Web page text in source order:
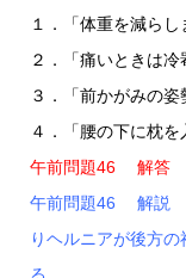
１．「体重を減らし
２．「痛いときは冷
３．「前かがみの姿
４．「腰の下に枕を
午前問題46 解答
午前問題46 解説
りヘルニアが後方